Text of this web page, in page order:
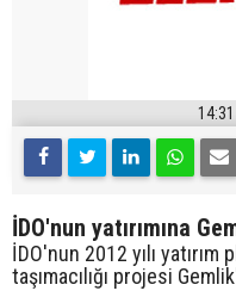
14:31
İDO'nun yatırımına
İDO'nun 2012 yılı yatırım
taşımacılığı projesi